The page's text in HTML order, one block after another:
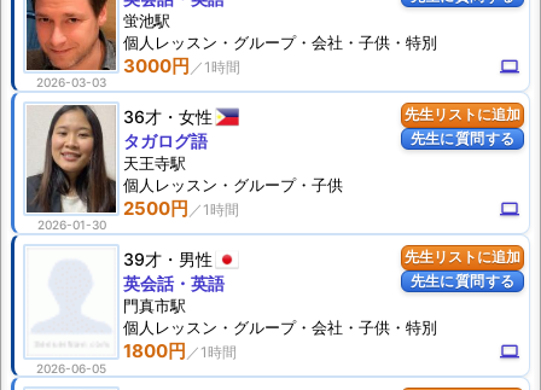
2026-03-03
3000円 computer
蛍池駅
個人 レッスン ・グループ・会社・子供・特別
先生リストに追加
先生に質問する
2026-01-30
36才 女性
2500円 computer
タガログ語
天王寺駅
個人 レッスン ・グループ・子供
先生リストに追加
先生に質問する
2026-06-05
39才 男性
1800円 computer
英会話・英語
門真市駅
個人 レッスン ・グループ・会社・子供・特別